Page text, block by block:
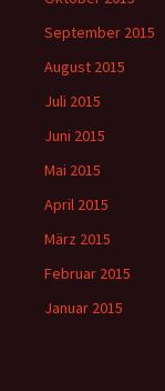
September 2015
August 2015
Juli 2015
Juni 2015
Mai 2015
April 2015
März 2015
Februar 2015
Januar 2015